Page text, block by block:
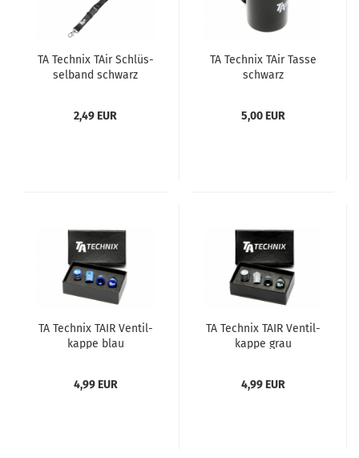
TA Tech­nix TAir Schlüs­
sel­band schwarz
2,49 EUR
TA Tech­nix TAir Tasse
schwarz
5,00 EUR
TA Tech­nix TAIR Ven­til­
kap­pe blau
4,99 EUR
TA Tech­nix TAIR Ven­til­
kap­pe grau
4,99 EUR